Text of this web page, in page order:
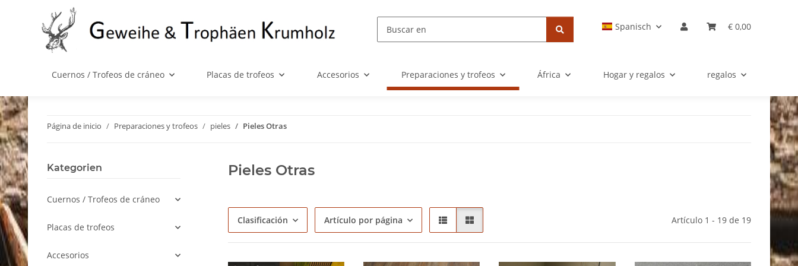
Spanisch € 0,00
Cuernos / Trofeos de cráneo Placas de trofeos Accesorios Preparaciones y trofeos África Hogar y regalos regalos
Página de inicio Preparaciones y trofeos pieles Pieles Otras
Pieles Otras
Clasificación Artículo por página Artículo 1 - 19 de 19
Kategorien
Cuernos / Trofeos de cráneo
Placas de trofeos
Accesorios